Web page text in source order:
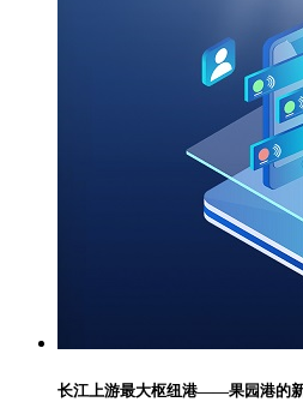
长江上游最大枢纽港——果园港的